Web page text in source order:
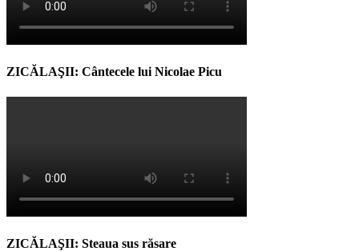
ZICĂLAŞII: Cântecele lui Nicolae Picu
ZICĂLAŞII: Steaua sus răsare